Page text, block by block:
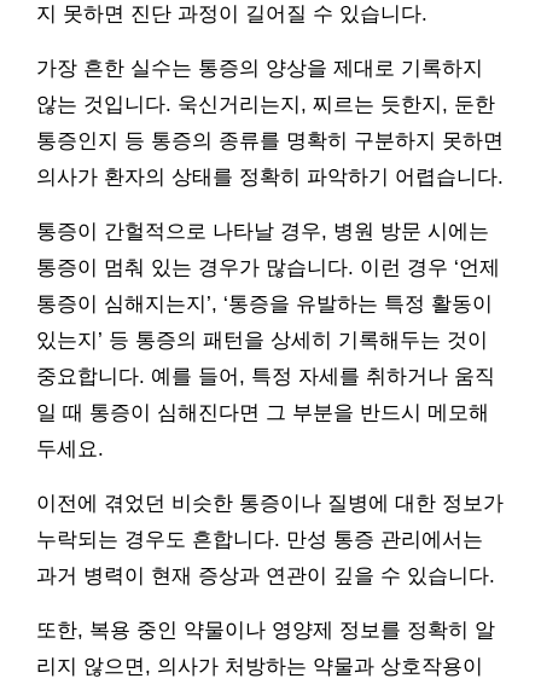
지 못하면 진단 과정이 길어질 수 있습니다.
가장 흔한 실수는 통증의 양상을 제대로 기록하지
않는 것입니다. 욱신거리는지, 찌르는 듯한지, 둔한
통증인지 등 통증의 종류를 명확히 구분하지 못하면
의사가 환자의 상태를 정확히 파악하기 어렵습니다.
통증이 간헐적으로 나타날 경우, 병원 방문 시에는
통증이 멈춰 있는 경우가 많습니다. 이런 경우 ‘언제
통증이 심해지는지’, ‘통증을 유발하는 특정 활동이
있는지’ 등 통증의 패턴을 상세히 기록해두는 것이
중요합니다. 예를 들어, 특정 자세를 취하거나 움직
일 때 통증이 심해진다면 그 부분을 반드시 메모해
두세요.
이전에 겪었던 비슷한 통증이나 질병에 대한 정보가
누락되는 경우도 흔합니다. 만성 통증 관리에서는
과거 병력이 현재 증상과 연관이 깊을 수 있습니다.
또한, 복용 중인 약물이나 영양제 정보를 정확히 알
리지 않으면, 의사가 처방하는 약물과 상호작용이